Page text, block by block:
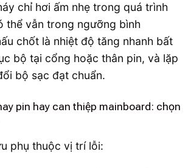
chỉ hơi ấm nhẹ trong quá trình
thể vẫn trong ngưỡng bình
chốt là nhiệt độ tăng nhanh bất
bộ tại cổng hoặc thân pin, và lặp
bộ sạc đạt chuẩn.
pin hay can thiệp mainboard: chọn
phụ thuộc vị trí lỗi: